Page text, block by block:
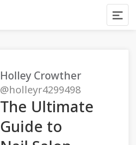
Holley Crowther
@holleyr4299498
The Ultimate
Guide to